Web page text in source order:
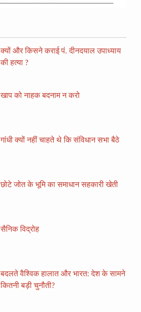
क्यों और किसने कराई पं. दीनदयाल उपाध्याय
की हत्या ?
खाप को नाहक बदनाम न करो
गांधी क्यों नहीं चाहते थे कि संविधान सभा बैठे
छोटे जोत के भूमि का समाधान सहकारी खेती
सैनिक विद्रोह
बदलते वैश्विक हालात और भारत: देश के सामने
कितनी बड़ी चुनौती?